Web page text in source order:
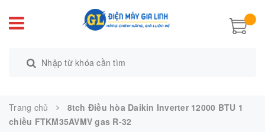
Trang chủ
8tch Điều hòa Daikin Inverter 12000 BTU 1
chiều FTKM35AVMV gas R-32